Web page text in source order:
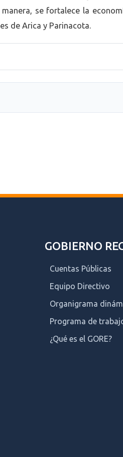
se fortalece la
de Arica y Parinacota.
GOBIERNO
Cuentas Públicas
Equipo Directivo
Organigrama
Programa de
¿Qué es el GORE?